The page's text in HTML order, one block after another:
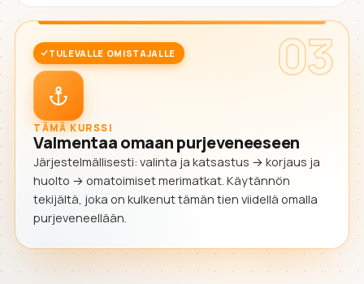
03
TULEVALLE OMISTAJALLE
TÄMÄ KURSSI
Valmentaa omaan purjeveneeseen
Järjestelmällisesti: valinta ja katsastus → korjaus ja
huolto → omatoimiset merimatkat. Käytännön
tekijältä, joka on kulkenut tämän tien viidellä omalla
purjeveneellään.